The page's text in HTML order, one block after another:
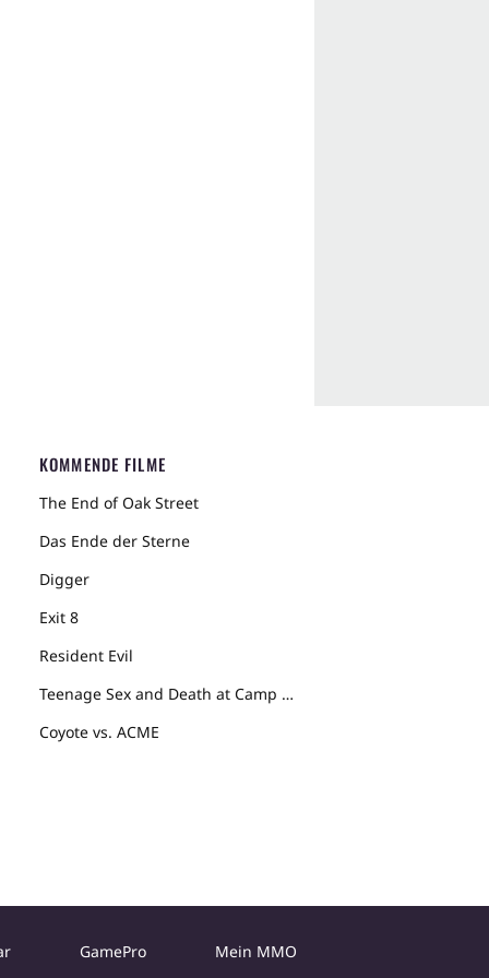
KOMMENDE FILME
The End of Oak Street
Das Ende der Sterne
Digger
Exit 8
Resident Evil
Teenage Sex and Death at Camp Miasma
Coyote vs. ACME
GamePro Mein MMO